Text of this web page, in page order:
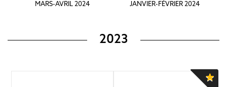
MARS-AVRIL 2024 JANVIER-FÉVRIER 2024
2023